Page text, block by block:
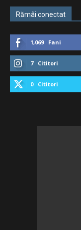
Rămâi conectat
1,069 Fani
7 Cititori
0 Cititori